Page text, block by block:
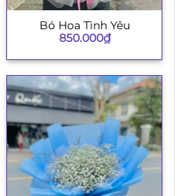
Bó Hoa Tình Yêu
850.000₫